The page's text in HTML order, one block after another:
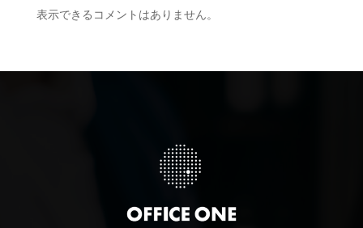
表示できるコメントはありません。